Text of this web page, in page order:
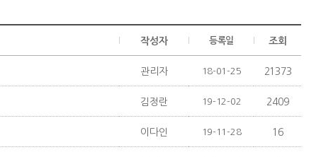
작성자 등록일 조회
관리자 18-01-25 21373
김정란 19-12-02 2409
이다인 19-11-28 16